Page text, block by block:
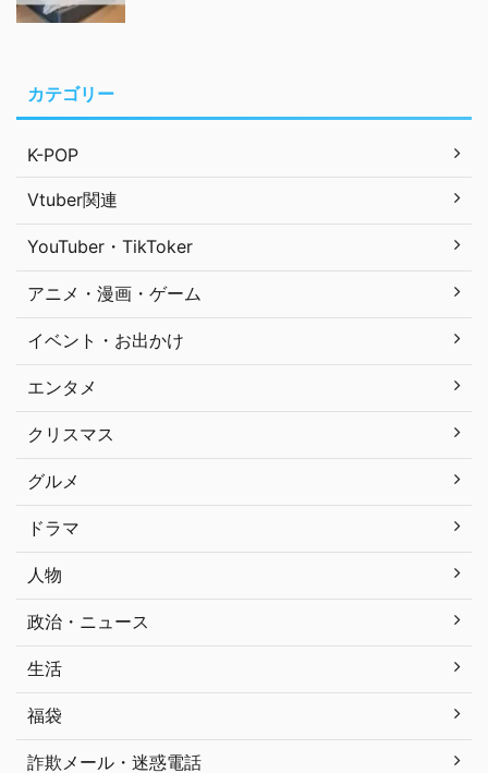
カテゴリー
K-POP
Vtuber関連
YouTuber・TikToker
アニメ・漫画・ゲーム
イベント・お出かけ
エンタメ
クリスマス
グルメ
ドラマ
人物
政治・ニュース
生活
福袋
詐欺メール・迷惑電話